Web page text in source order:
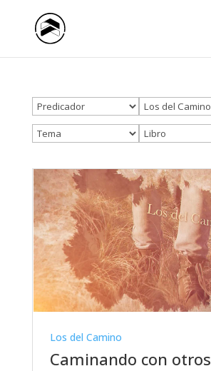
Los del Camino
Caminando con otros